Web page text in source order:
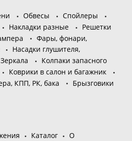
Обвесы
Спойлеры
Накладки разные
Решетки
Фары, фонари,
Насадки глушителя,
Зеркала
Колпаки запасного
Коврики в салон и багажник
КПП, РК, бака
Брызговики
Каталог
О